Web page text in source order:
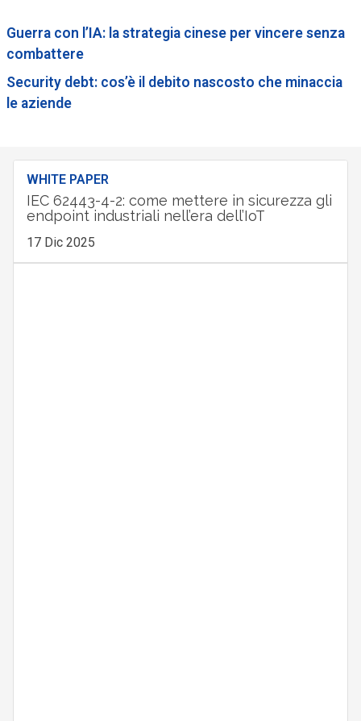
Guerra con l’IA: la strategia cinese per vincere senza
combattere
Security debt: cos’è il debito nascosto che minaccia
le aziende
WHITE PAPER
IEC 62443-4-2: come mettere in sicurezza gli
endpoint industriali nell’era dell’IoT
17 Dic 2025